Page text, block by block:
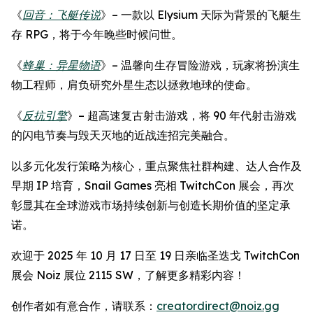
《回音：飞艇传说》– 一款以 Elysium 天际为背景的飞艇生
存 RPG，将于今年晚些时候问世。
《蜂巢：异星物语》– 温馨向生存冒险游戏，玩家将扮演生
物工程师，肩负研究外星生态以拯救地球的使命。
《反抗引擎》– 超高速复古射击游戏，将 90 年代射击游戏
的闪电节奏与毁天灭地的近战连招完美融合。
以多元化发行策略为核心，重点聚焦社群构建、达人合作及
早期 IP 培育，Snail Games 亮相 TwitchCon 展会，再次
彰显其在全球游戏市场持续创新与创造长期价值的坚定承
诺。
欢迎于 2025 年 10 月 17 日至 19 日亲临圣迭戈 TwitchCon
展会 Noiz 展位 2115 SW，了解更多精彩内容！
创作者如有意合作，请联系： creatordirect@noiz.gg